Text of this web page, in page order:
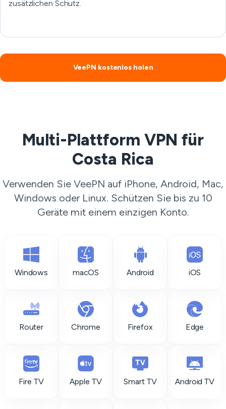
zusätzlichen Schutz.
VeePN kostenlos holen
Multi-Plattform VPN für
Costa Rica
Verwenden Sie VeePN auf iPhone, Android, Mac,
Windows oder Linux. Schützen Sie bis zu 10
Geräte mit einem einzigen Konto.
Windows macOS Android iOS
Router Chrome Firefox Edge
Fire TV Apple TV Smart TV Android TV